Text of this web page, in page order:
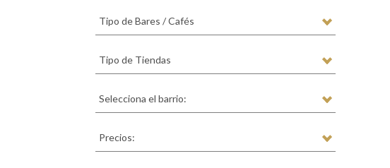
Tipo de Bares / Cafés
Tipo de Tiendas
Selecciona el barrio:
Precios: